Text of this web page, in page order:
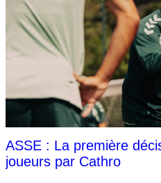
ASSE : La première
joueurs par Cathro